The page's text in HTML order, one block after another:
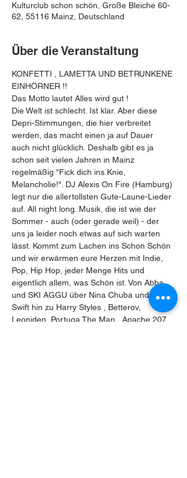
Kulturclub schon schön, Große Bleiche 60-
62, 55116 Mainz, Deutschland
Über die Veranstaltung
KONFETTI , LAMETTA UND BETRUNKENE
EINHÖRNER !!
Das Motto lautet Alles wird gut !
Die Welt ist schlecht. Ist klar. Aber diese
Depri-Stimmungen, die hier verbreitet
werden, das macht einen ja auf Dauer
auch nicht glücklich. Deshalb gibt es ja
schon seit vielen Jahren in Mainz
regelmäßig "Fick dich ins Knie,
Melancholie!". DJ Alexis On Fire (Hamburg)
legt nur die allertollsten Gute-Laune-Lieder
auf. All night long. Musik, die ist wie der
Sommer - auch (oder gerade weil) - der
uns ja leider noch etwas auf sich warten
lässt. Kommt zum Lachen ins Schon Schön
und wir erwärmen eure Herzen mit Indie,
Pop, Hip Hop, jeder Menge Hits und
eigentlich allem, was Schön ist. Von Abba
und SKI AGGU über Nina Chuba und Taylor
Swift hin zu Harry Styles , Betterov,
Leoniden, Portuga The Man , Apache 207